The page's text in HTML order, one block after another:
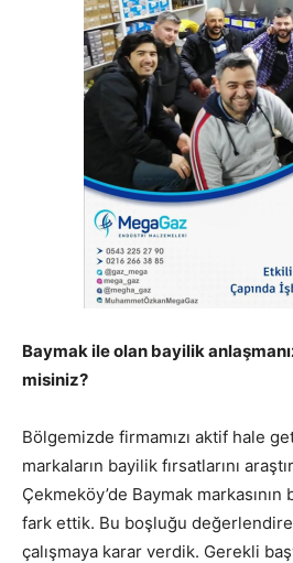
Baymak ile olan bayilik
misiniz?
Bölgemizde firmamızı aktif hale
markaların bayilik fırsatlarını
Çekmeköy’de Baymak markasının
fark ettik. Bu boşluğu
çalışmaya karar verdik. Gerekli